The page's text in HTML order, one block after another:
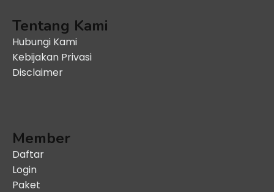
Tentang Kami
Hubungi Kami
Kebijakan Privasi
Disclaimer
Member
Daftar
Login
Paket